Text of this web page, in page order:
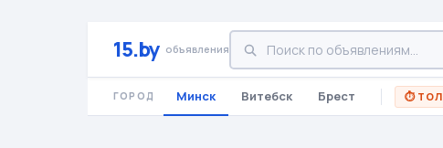
15.by объявления
ГОРОД Минск Витебск Брест ⏱